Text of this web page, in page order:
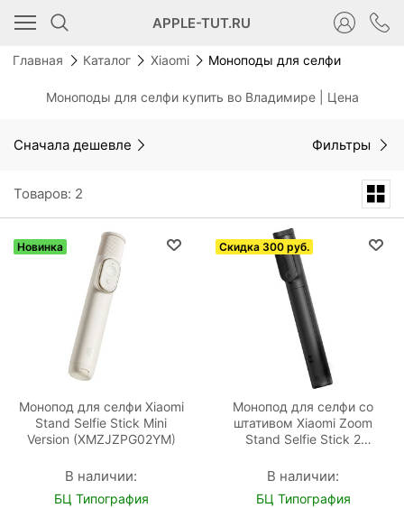
APPLE-TUT.RU
Главная Каталог Xiaomi Моноподы для селфи
Моноподы для селфи купить во Владимире | Цена
Сначала дешевле Фильтры
Товаров: 2
Новинка
Монопод для селфи Xiaomi
Stand Selfie Stick Mini
Version (XMZJZPG02YM)
В наличии:
БЦ Типография
Скидка 300 руб.
Монопод для селфи со
штативом Xiaomi Zoom
Stand Selfie Stick 2
В наличии:
БЦ Типография